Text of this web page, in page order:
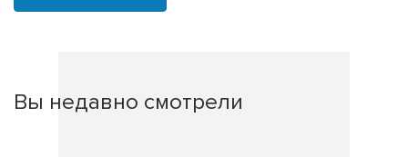
Вы недавно смотрели